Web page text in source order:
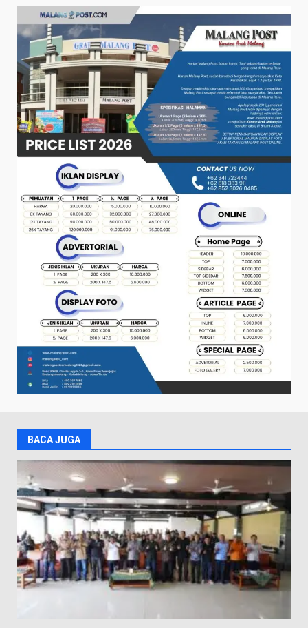
BACA JUGA